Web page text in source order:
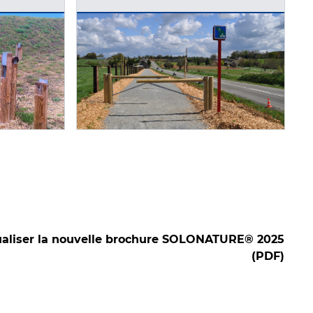
la nouvelle brochure SOLONATURE® 2025
(PDF)